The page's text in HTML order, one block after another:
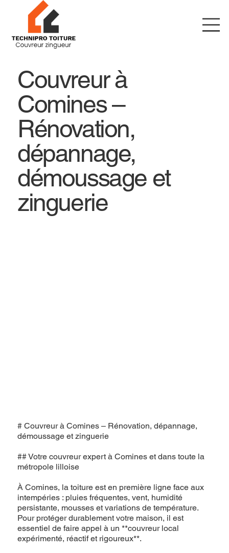
Couvreur à
Comines –
Rénovation,
dépannage,
démoussage et
zinguerie
# Couvreur à Comines – Rénovation, dépannage,
démoussage et zinguerie
## Votre couvreur expert à Comines et dans toute la
métropole lilloise
À Comines, la toiture est en première ligne face aux
intempéries : pluies fréquentes, vent, humidité
persistante, mousses et variations de température.
Pour protéger durablement votre maison, il est
essentiel de faire appel à un **couvreur local
expérimenté, réactif et rigoureux**.